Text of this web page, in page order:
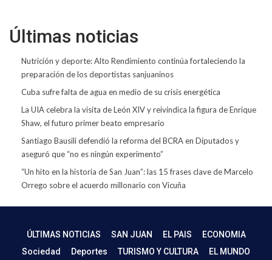
Últimas noticias
Nutrición y deporte: Alto Rendimiento continúa fortaleciendo la
preparación de los deportistas sanjuaninos
Cuba sufre falta de agua en medio de su crisis energética
La UIA celebra la visita de León XIV y reivindica la figura de Enrique
Shaw, el futuro primer beato empresario
Santiago Bausili defendió la reforma del BCRA en Diputados y
aseguró que “no es ningún experimento”
“Un hito en la historia de San Juan”: las 15 frases clave de Marcelo
Orrego sobre el acuerdo millonario con Vicuña
ÚLTIMAS NOTICIAS SAN JUAN EL PAIS
ECONOMIA
Sociedad
Deportes TURISMO Y CULTURA EL MUNDO